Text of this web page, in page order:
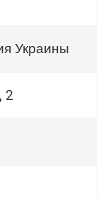
Украины
2